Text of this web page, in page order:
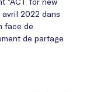
2022 dans
face de
de partage